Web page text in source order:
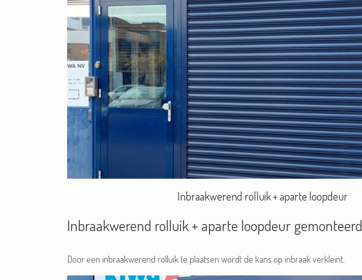
Inbraakwerend rolluik + aparte loopdeur
Inbraakwerend rolluik + aparte loopdeur gemonteerd
Door een inbraakwerend rolluik te plaatsen wordt de kans op inbraak verkleint.